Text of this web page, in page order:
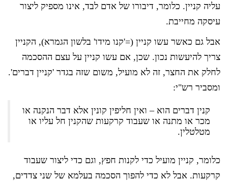
עליה קניין. כלומר, דיבורו של אדם לבד, אינו מספיק ליצור
עיסקה מחייבת.
אבל גם כאשר עשו קניין (='קנו מידו' בלשון הגמרא), הקניין
צריך להיעשות נכון. שכן, אם עשו קניין על עצם ההסכמה
לחלק את החצר, זה לא מועיל, משום שזה בגדר 'קניין דברים'.
ומסביר רש"י:
קנין דברים הוא – ואין חליפין קונין אלא דבר הנקנה או
מכר או מתנה או שעבוד קרקעות שהקנין חל עליו או
מטלטלין.
כלומר, קניין מועיל כדי לקנות חפץ, וגם כדי ליצור שעבוד
קרקעות. אבל לא כדי להפוך הסכמה בעלמא של שני צדדים,